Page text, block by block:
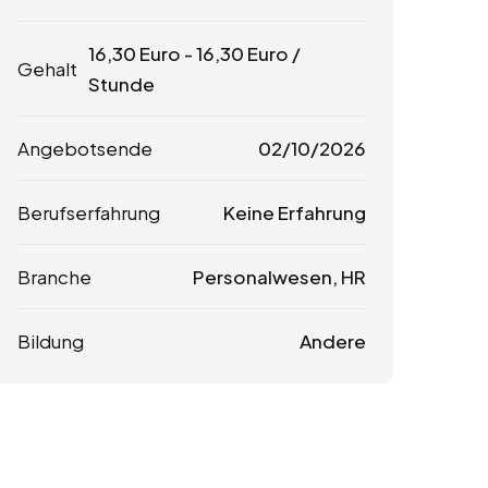
Gehalt
16,30 Euro -16,30 Euro /
Stunde
Angebotsende 02/10/2026
Berufserfahrung Keine Erfahrung
Branche Personalwesen, HR
Bildung Andere